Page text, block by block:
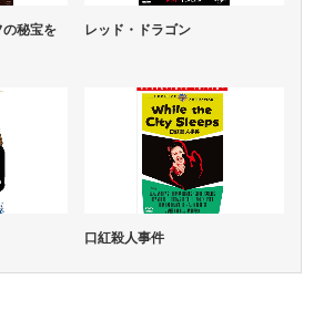
の秘宝を
レッド・ドラゴン
口紅殺人事件